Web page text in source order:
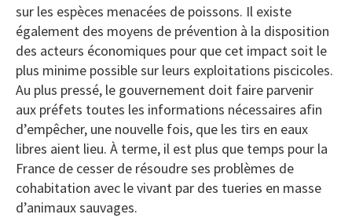
sur les espèces menacées de poissons. Il existe
également des moyens de prévention à la disposition
des acteurs économiques pour que cet impact soit le
plus minime possible sur leurs exploitations piscicoles.
Au plus pressé, le gouvernement doit faire parvenir
aux préfets toutes les informations nécessaires afin
d’empêcher, une nouvelle fois, que les tirs en eaux
libres aient lieu. À terme, il est plus que temps pour la
France de cesser de résoudre ses problèmes de
cohabitation avec le vivant par des tueries en masse
d’animaux sauvages.